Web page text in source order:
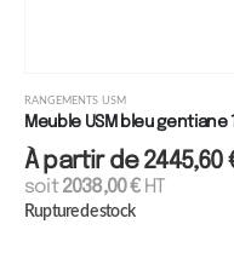
RANGEMENTS USM
Meuble USM bleu gentiane
À partir de2445,60
soit2038,00€HT
Rupture de stock